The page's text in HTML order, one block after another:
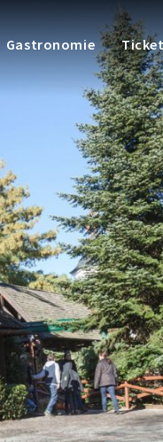
Gastronomie